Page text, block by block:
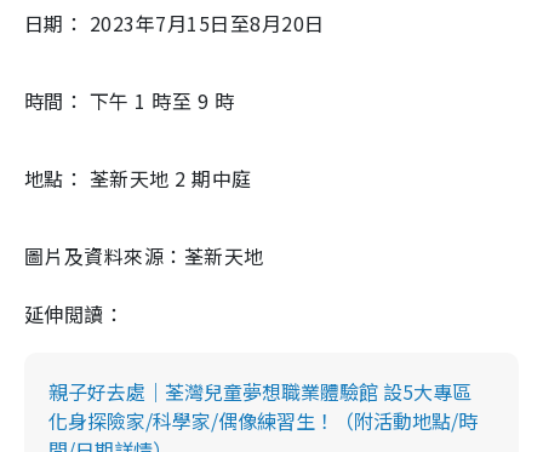
日期： 2023年7月15日至8月20日
時間： 下午 1 時至 9 時
地點： 荃新天地 2 期中庭
圖片及資料來源：荃新天地
延伸閲讀：
親子好去處｜荃灣兒童夢想職業體驗館 設5大專區
化身探險家/科學家/偶像練習生！（附活動地點/時